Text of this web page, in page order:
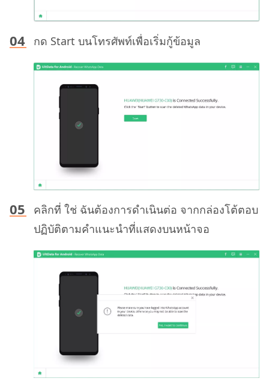
กด Start บนโทรศัพท์เพื่อเริ่มกู้ข้อมูล
คลิกที่ ใช่ ฉันต้องการดําเนินต่อ จากกล่องโต้ตอบ
ปฏิบัติตามคําแนะนําที่แสดงบนหน้าจอ